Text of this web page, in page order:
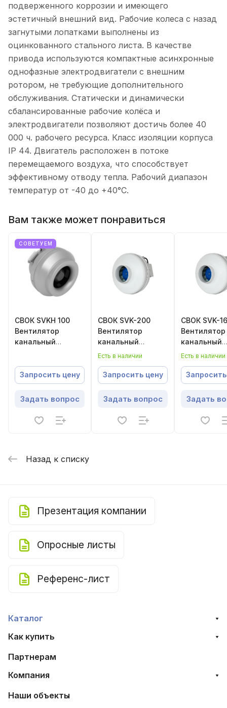
подверженного коррозии и имеющего
эстетичный внешний вид. Рабочие колеса с назад
загнутыми лопатками выполнены из
оцинкованного стального листа. В качестве
привода используются компактные асинхронные
однофазные электродвигатели с внешним
ротором, не требующие дополнительного
обслуживания. Статически и динамически
сбалансированные рабочие колёса и
электродвигатели позволяют достичь более 40
000 ч. рабочего ресурса. Класс изоляции корпуса
IP 44. Двигатель расположен в потоке
перемещаемого воздуха, что способствует
эффективному отводу тепла. Рабочий диапазон
температур от -40 до +40°C.
Вам также может понравиться
СОВЕТУЕМ
СВОК SVKH 100
Вентилятор
канальный
Запросить цену
Задать вопрос
СВОК SVK-200
Вентилятор
канальный
круглый
Есть в наличии
Запросить цену
Задать вопрос
СВОК SVK-
Вентилятор
канальный
круглый
Есть в наличии
Задать
Назад к списку
Презентация компании
Опросные листы
Референс-лист
Каталог
Как купить
Партнерам
Компания
Наши объекты